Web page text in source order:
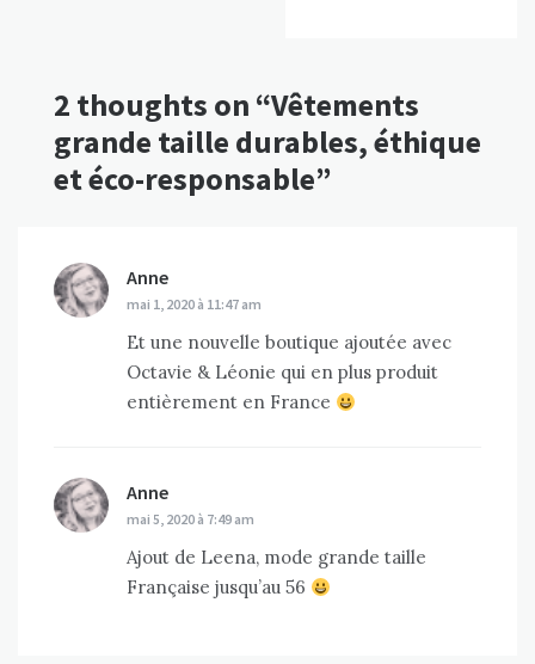
2 thoughts on “Vêtements
grande taille durables, éthique
et éco-responsable”
Anne
mai 1, 2020 à 11:47 am
Et une nouvelle boutique ajoutée avec
Octavie & Léonie qui en plus produit
entièrement en France
Anne
mai 5, 2020 à 7:49 am
Ajout de Leena, mode grande taille
Française jusqu’au 56